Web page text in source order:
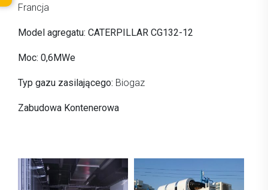
Francja
Model agregatu: CATERPILLAR CG132-12
Moc: 0,6MWe
Typ gazu zasilającego: Biogaz
Zabudowa Kontenerowa